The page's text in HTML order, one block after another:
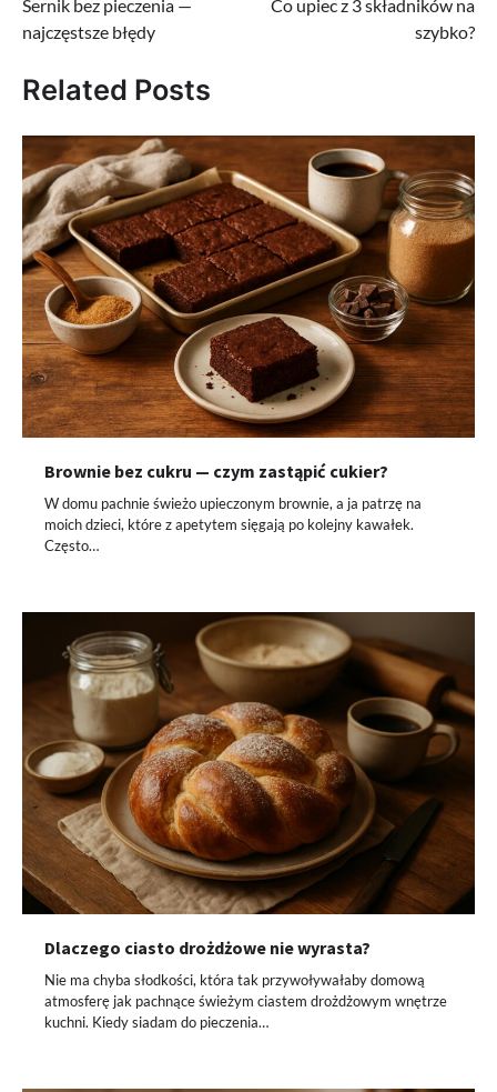
wpisu
Sernik bez pieczenia —
najczęstsze błędy
Co upiec z 3 składników na
szybko?
Related Posts
Brownie bez cukru — czym zastąpić cukier?
W domu pachnie świeżo upieczonym brownie, a ja patrzę na
moich dzieci, które z apetytem sięgają po kolejny kawałek.
Często…
Dlaczego ciasto drożdżowe nie wyrasta?
Nie ma chyba słodkości, która tak przywoływałaby domową
atmosferę jak pachnące świeżym ciastem drożdżowym wnętrze
kuchni. Kiedy siadam do pieczenia…